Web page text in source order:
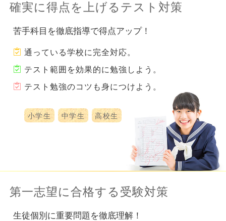
確実に得点を上げるテスト対策
苦手科目を徹底指導で得点アップ！
通っている学校に完全対応。
テスト範囲を効果的に勉強しよう。
テスト勉強のコツも身につけよう。
小学生 中学生 高校生
第一志望に合格する受験対策
生徒個別に重要問題を徹底理解！